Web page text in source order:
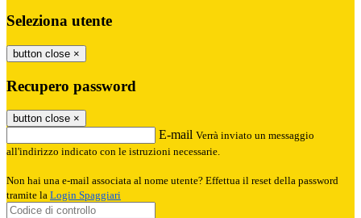
Seleziona utente
button close ×
Recupero password
button close ×
E-mail Verrà inviato un messaggio
all'indirizzo indicato con le istruzioni necessarie.
Non hai una e-mail associata al nome utente? Effettua il reset della password
tramite la Login Spaggiari